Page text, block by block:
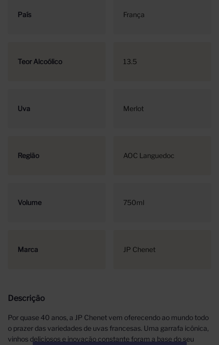
País França
Teor Alcoólico 13.5
Uva Merlot
Região AOC Languedoc
Volume 750ml
Marca JP Chenet
Descrição
Por quase 40 anos, a JP Chenet vem oferecendo ao mundo todo
o prazer das variedades de uvas francesas. Uma garrafa icônica,
vinhos deliciosos e inovação constante foram a base do seu